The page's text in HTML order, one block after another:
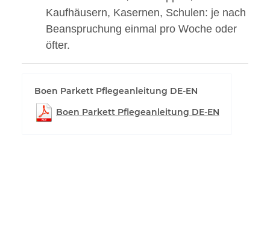
Kaufhäusern, Kasernen, Schulen: je nach
Beanspruchung einmal pro Woche oder
öfter.
Boen Parkett Pflegeanleitung DE-EN
Boen Parkett Pflegeanleitung DE-EN